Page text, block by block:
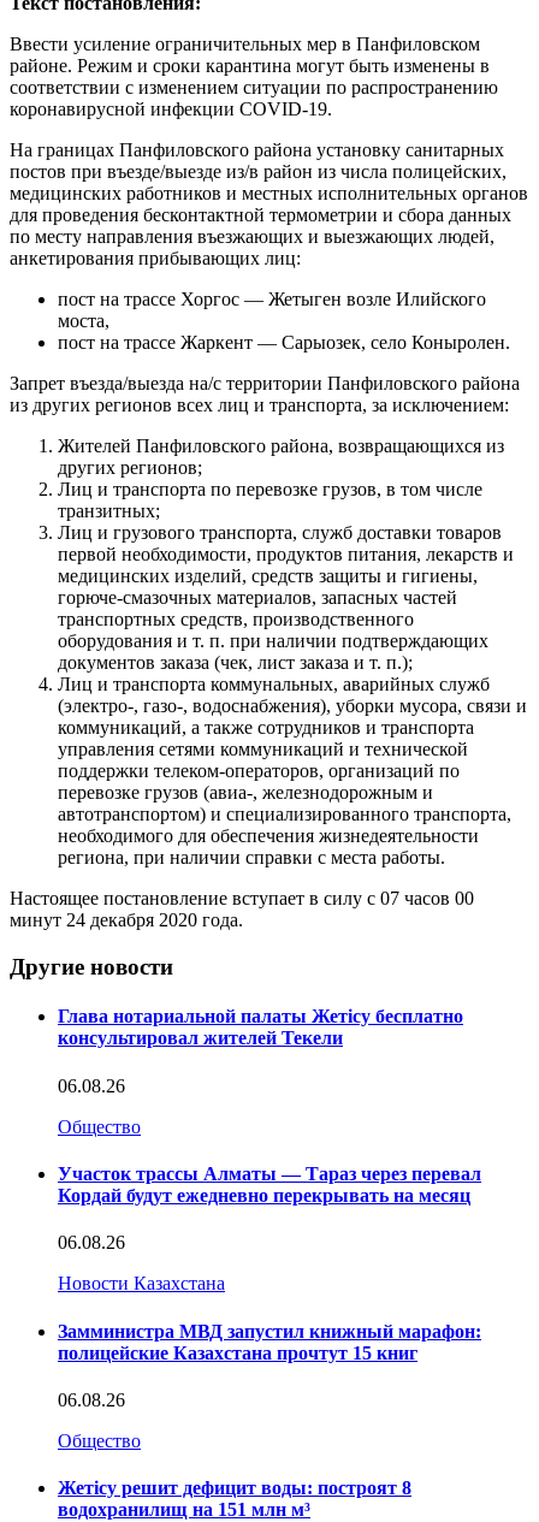
Ввести усиление ограничительных мер в Панфиловском
районе. Режим и сроки карантина могут быть изменены в
соответствии с изменением ситуации по распространению
коронавирусной инфекции COVID-19.
На границах Панфиловского района установку санитарных
постов при въезде/выезде из/в район из числа полицейских,
медицинских работников и местных исполнительных органов
для проведения бесконтактной термометрии и сбора данных
по месту направления въезжающих и выезжающих людей,
анкетирования прибывающих лиц:
пост на трассе Хоргос — Жетыген возле Илийского
моста,
пост на трассе Жаркент — Сарыозек, село Коныролен.
Запрет въезда/выезда на/с территории Панфиловского района
из других регионов всех лиц и транспорта, за исключением:
Жителей Панфиловского района, возвращающихся из
других регионов;
Лиц и транспорта по перевозке грузов, в том числе
транзитных;
Лиц и грузового транспорта, служб доставки товаров
первой необходимости, продуктов питания, лекарств и
медицинских изделий, средств защиты и гигиены,
горюче-смазочных материалов, запасных частей
транспортных средств, производственного
оборудования и т. п. при наличии подтверждающих
документов заказа (чек, лист заказа и т. п.);
Лиц и транспорта коммунальных, аварийных служб
(электро-, газо-, водоснабжения), уборки мусора, связи и
коммуникаций, а также сотрудников и транспорта
управления сетями коммуникаций и технической
поддержки телеком-операторов, организаций по
перевозке грузов (авиа-, железнодорожным и
автотранспортом) и специализированного транспорта,
необходимого для обеспечения жизнедеятельности
региона, при наличии справки с места работы.
Настоящее постановление вступает в силу с 07 часов 00
минут 24 декабря 2020 года.
Другие новости
Глава нотариальной палаты Жетісу бесплатно
консультировал жителей Текели
06.08.26
Общество
Участок трассы Алматы — Тараз через перевал
Кордай будут ежедневно перекрывать на месяц
06.08.26
Новости Казахстана
Замминистра МВД запустил книжный марафон:
полицейские Казахстана прочтут 15 книг
06.08.26
Общество
Жетісу решит дефицит воды: построят 8
водохранилищ на 151 млн м³